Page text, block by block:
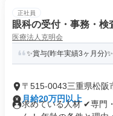
正社員
眼科の受付・事務・検
医療法人克明会
✨賞与(昨年実績3ヶ月分
〒515-0043三重県松阪
月給20万円以上
求めている人材 ✔専門